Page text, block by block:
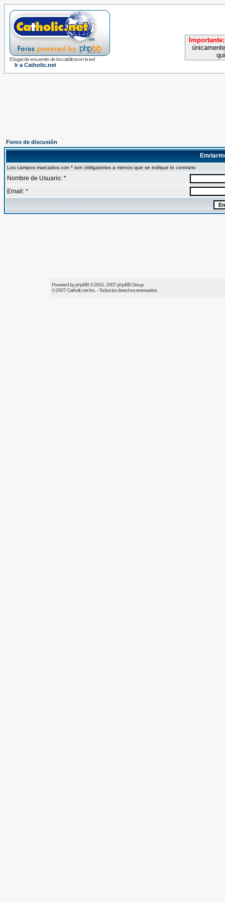
El lugar de encuentro de los católicos en la red
Ir a Catholic.net
Importante:
Foros de discusión
Los campos marcados con * son obligatorios a menos que se indique lo contrario
Nombre de Usuario: *
Email: *
Powered byphpBB© 2001, 2007 phpBB Group
© 2007Catholic.netInc. - Todos los derechos reservados